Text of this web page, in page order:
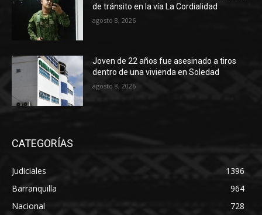
de tránsito en la vía La Cordialidad
agosto 8, 2026
Joven de 22 años fue asesinado a tiros
dentro de una vivienda en Soledad
agosto 8, 2026
CATEGORÍAS
Judiciales
1396
Barranquilla
964
Nacional
728